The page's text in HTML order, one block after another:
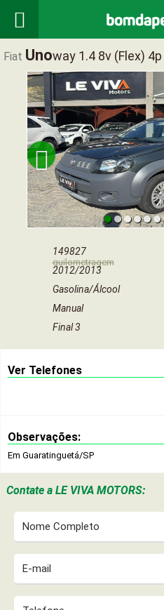

Fiat UnoWay 1.4 8v (flex) 4p

149827
quilometragem
2012/2013
Gasolina/Álcool
Manual
Final 3
Ver Telefones
Observações:
Em Guaratinguetá/SP
Contate a LE VIVA MOTORS: